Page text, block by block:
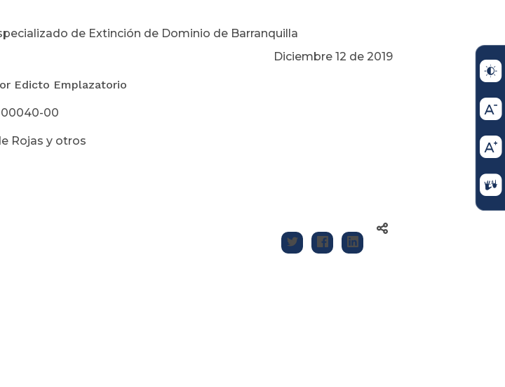
de Extinción de Dominio de Barranquilla
Diciembre 12 de 2019
Edicto Emplazatorio
00
Rojas y otros